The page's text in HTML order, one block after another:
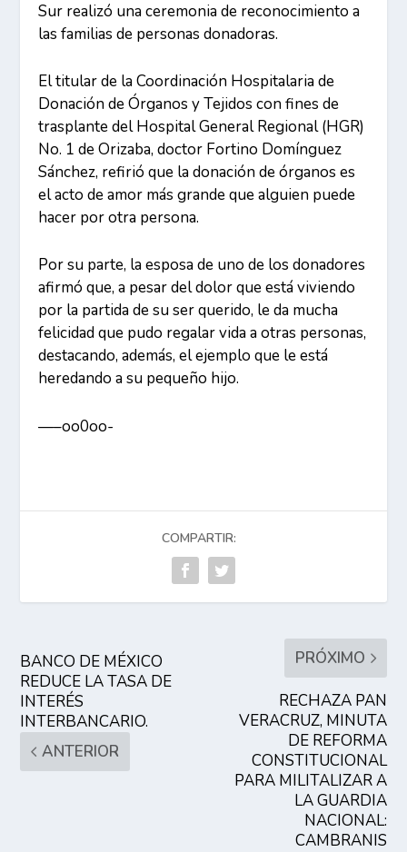
Sur realizó una ceremonia de reconocimiento a
las familias de personas donadoras.
El titular de la Coordinación Hospitalaria de
Donación de Órganos y Tejidos con fines de
trasplante del Hospital General Regional (HGR)
No. 1 de Orizaba, doctor Fortino Domínguez
Sánchez, refirió que la donación de órganos es
el acto de amor más grande que alguien puede
hacer por otra persona.
Por su parte, la esposa de uno de los donadores
afirmó que, a pesar del dolor que está viviendo
por la partida de su ser querido, le da mucha
felicidad que pudo regalar vida a otras personas,
destacando, además, el ejemplo que le está
heredando a su pequeño hijo.
—–oo0oo-
COMPARTIR:
BANCO DE MÉXICO
REDUCE LA TASA DE
INTERÉS
INTERBANCARIO.
ANTERIOR
PRÓXIMO
RECHAZA PAN
VERACRUZ, MINUTA
DE REFORMA
CONSTITUCIONAL
PARA MILITALIZAR A
LA GUARDIA
NACIONAL:
CAMBRANIS